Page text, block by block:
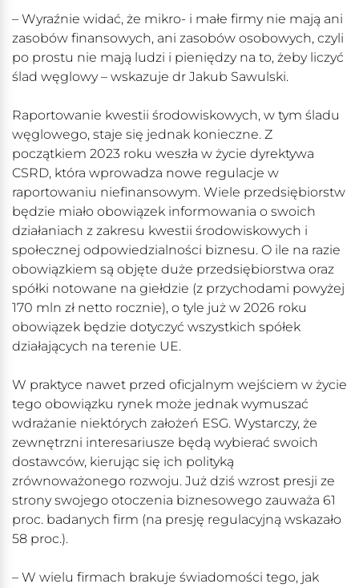
– Wyraźnie widać, że mikro- i małe firmy nie mają ani
zasobów finansowych, ani zasobów osobowych, czyli
po prostu nie mają ludzi i pieniędzy na to, żeby liczyć
ślad węglowy – wskazuje dr Jakub Sawulski.
Raportowanie kwestii środowiskowych, w tym śladu
węglowego, staje się jednak konieczne. Z
początkiem 2023 roku weszła w życie dyrektywa
CSRD, która wprowadza nowe regulacje w
raportowaniu niefinansowym. Wiele przedsiębiorstw
będzie miało obowiązek informowania o swoich
działaniach z zakresu kwestii środowiskowych i
społecznej odpowiedzialności biznesu. O ile na razie
obowiązkiem są objęte duże przedsiębiorstwa oraz
spółki notowane na giełdzie (z przychodami powyżej
170 mln zł netto rocznie), o tyle już w 2026 roku
obowiązek będzie dotyczyć wszystkich spółek
działających na terenie UE.
W praktyce nawet przed oficjalnym wejściem w życie
tego obowiązku rynek może jednak wymuszać
wdrażanie niektórych założeń ESG. Wystarczy, że
zewnętrzni interesariusze będą wybierać swoich
dostawców, kierując się ich polityką
zrównoważonego rozwoju. Już dziś wzrost presji ze
strony swojego otoczenia biznesowego zauważa 61
proc. badanych firm (na presję regulacyjną wskazało
58 proc.).
– W wielu firmach brakuje świadomości tego, jak